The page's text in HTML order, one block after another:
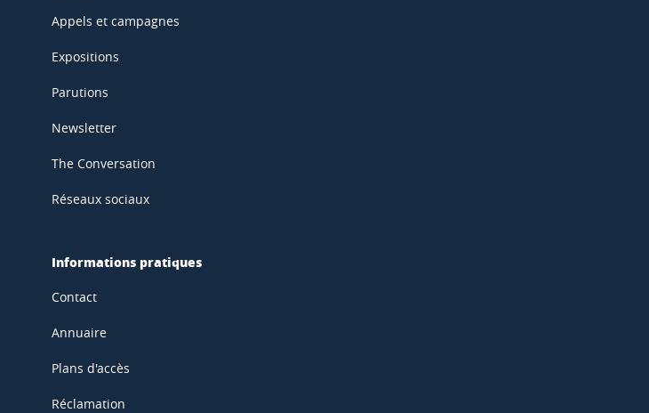
Appels et campagnes
Expositions
Parutions
Newsletter
The Conversation
Réseaux sociaux
Informations pratiques
Contact
Annuaire
Plans d'accès
Réclamation